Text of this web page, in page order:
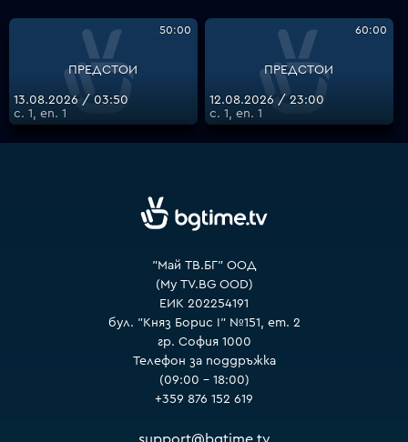
VOYO
ПРЕДСТОИ
50:00
13.08.2026 / 03:50
с. 1, еп. 1
ПРЕДСТОИ
60:00
12.08.2026 / 23:00
с. 1, еп. 1
"Май ТВ.БГ" ООД
(My TV.BG OOD)
ЕИК 202254191
бул. "Княз Борис I" №151, ет. 2
гр. София 1000
Телефон за поддръжка
(09:00 – 18:00)
+359 876 152 619
support@bgtime.tv